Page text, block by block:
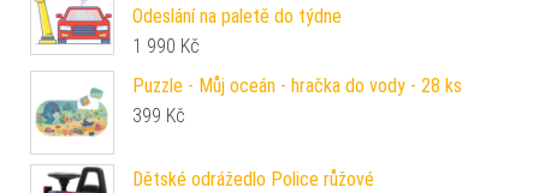
Odeslání na paletě do týdne
1 990 Kč
Puzzle - Můj oceán - hračka do vody - 28 ks
399 Kč
Dětské odrážedlo Police růžové